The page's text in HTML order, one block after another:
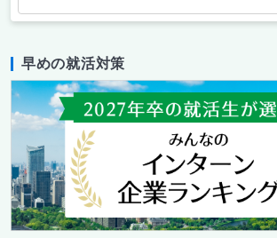
早めの就活対策